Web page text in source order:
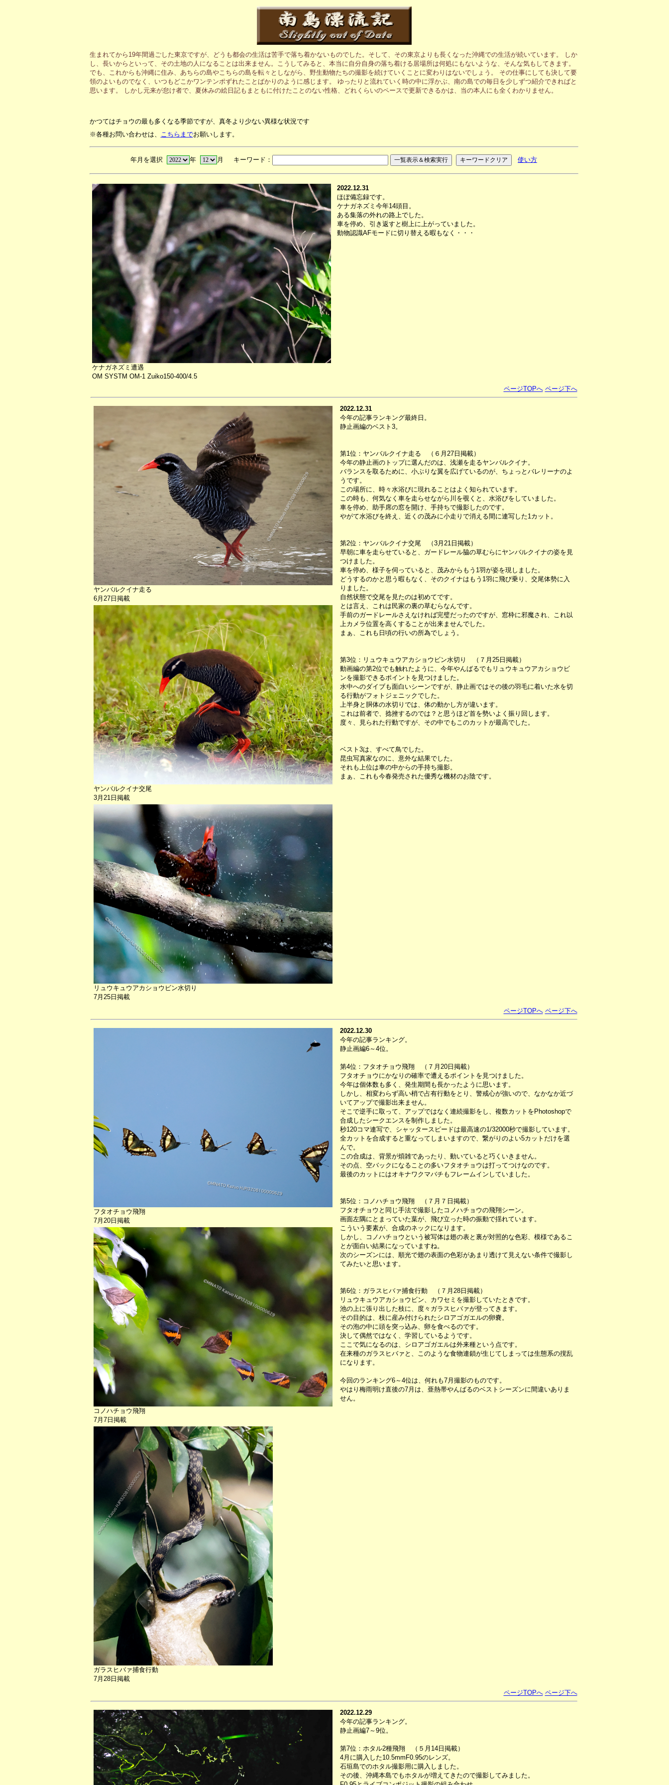
生まれてから19年間過ごした東京ですが、どうも都会の生活は苦手で落ち着かないものでした。そして、その東京よりも長くなった沖縄での生活が続いています。 しか
し、長いからといって、その土地の人になることは出来ません。こうしてみると、本当に自分自身の落ち着ける居場所は何処にもないような、そんな気もしてきます。
でも、これからも沖縄に住み、あちらの島やこちらの島を転々としながら、野生動物たちの撮影を続けていくことに変わりはないでしょう。 その仕事にしても決して要
領のよいものでなく、いつもどこかワンテンポずれたことばかりのように感じます。 ゆったりと流れていく時の中に浮かぶ、南の島での毎日を少しずつ紹介できればと
思います。 しかし元来が怠け者で、夏休みの絵日記もまともに付けたことのない性格、どれくらいのペースで更新できるかは、当の本人にも全くわかりません。
かつてはチョウの最も多くなる季節ですが、真冬より少ない異様な状況です
※各種お問い合わせは、 こちらまでお願いします。
年月を選択 年 月 キーワード： 使い方
ケナガネズミ遭遇
OM SYSTM OM-1 Zuiko150-400/4.5
2022.12.31
ほぼ備忘録です。
ケナガネズミ今年14頭目。
ある集落の外れの路上でした。
車を停め、引き返すと樹上に上がっていました。
動物認識AFモードに切り替える暇もなく・・・
ページTOPへ ページ下へ
ヤンバルクイナ走る
6月27日掲載
ヤンバルクイナ交尾
3月21日掲載
リュウキュウアカショウビン水切り
7月25日掲載
2022.12.31
今年の記事ランキング最終日。
静止画編のベスト3。
第1位：ヤンバルクイナ走る （６月27日掲載）
今年の静止画のトップに選んだのは、浅瀬を走るヤンバルクイナ。
バランスを取るために、小ぶりな翼を広げているのが、ちょっとバレリーナのよ
うです。
この場所に、時々水浴びに現れることはよく知られています。
この時も、何気なく車を走らせながら川を覗くと、水浴びをしていました。
車を停め、助手席の窓を開け、手持ちで撮影したのです。
やがて水浴びを終え、近くの茂みに小走りで消える間に連写した1カット。
第2位：ヤンバルクイナ交尾 （3月21日掲載）
早朝に車を走らせていると、ガードレール脇の草むらにヤンバルクイナの姿を見
つけました。
車を停め、様子を伺っていると、茂みからもう1羽が姿を現しました。
どうするのかと思う暇もなく、そのクイナはもう1羽に飛び乗り、交尾体勢に入
りました。
自然状態で交尾を見たのは初めてです。
とは言え、これは民家の裏の草むらなんです。
手前のガードレールさえなければ完璧だったのですが、窓枠に邪魔され、これ以
上カメラ位置を高くすることが出来ませんでした。
まぁ、これも日頃の行いの所為でしょう。
第3位：リュウキュウアカショウビン水切り （７月25日掲載）
動画編の第2位でも触れたように、今年やんばるでもリュウキュウアカショウビ
ンを撮影できるポイントを見つけました。
水中へのダイブも面白いシーンですが、静止画ではその後の羽毛に着いた水を切
る行動がフォトジェニックでした。
上半身と胴体の水切りでは、体の動かし方が違います。
これは前者で、捻挫するのでは？と思うほど首を勢いよく振り回します。
度々、見られた行動ですが、その中でもこのカットが最高でした。
ベスト3は、すべて鳥でした。
昆虫写真家なのに、意外な結果でした。
それも上位は車の中からの手持ち撮影。
まぁ、これも今春発売された優秀な機材のお陰です。
ページTOPへ ページ下へ
フタオチョウ飛翔
7月20日掲載
コノハチョウ飛翔
7月7日掲載
ガラスヒバァ捕食行動
7月28日掲載
2022.12.30
今年の記事ランキング。
静止画編6～4位。
第4位：フタオチョウ飛翔 （７月20日掲載）
フタオチョウにかなりの確率で遭えるポイントを見つけました。
今年は個体数も多く、発生期間も長かったように思います。
しかし、相変わらず高い梢で占有行動をとり、警戒心が強いので、なかなか近づ
いてアップで撮影出来ません。
そこで逆手に取って、アップではなく連続撮影をし、複数カットをPhotoshopで
合成したシークエンスを制作しました。
秒120コマ連写で、シャッタースピードは最高速の1/32000秒で撮影しています。
全カットを合成すると重なってしまいますので、繋がりのよい5カットだけを選
んで。
この合成は、背景が煩雑であったり、動いていると巧くいきません。
その点、空バックになることの多いフタオチョウは打ってつけなのです。
最後のカットにはオキナワクマバチもフレームインしていました。
第5位：コノハチョウ飛翔 （７月７日掲載）
フタオチョウと同じ手法で撮影したコノハチョウの飛翔シーン。
画面左隅にとまっていた葉が、飛び立った時の振動で揺れています。
こういう要素が、合成のネックになります。
しかし、コノハチョウという被写体は翅の表と裏が対照的な色彩、模様であるこ
とが面白い結果になっていますね。
次のシーズンには、順光で翅の表面の色彩があまり透けて見えない条件で撮影し
てみたいと思います。
第6位：ガラスヒバァ捕食行動 （７月28日掲載）
リュウキュウアカショウビン、カワセミを撮影していたときです。
池の上に張り出した枝に、度々ガラスヒバァが登ってきます。
その目的は、枝に産み付けられたシロアゴガエルの卵嚢。
その泡の中に頭を突っ込み、卵を食べるのです。
決して偶然ではなく、学習しているようです。
ここで気になるのは、シロアゴガエルは外来種という点です。
在来種のガラスヒバァと、このような食物連鎖が生じてしまっては生態系の撹乱
になります。
今回のランキング6～4位は、何れも7月撮影のものです。
やはり梅雨明け直後の7月は、亜熱帯やんばるのベストシーズンに間違いありま
せん。
ページTOPへ ページ下へ
2022.12.29
今年の記事ランキング。
静止画編7～9位。
第7位：ホタル2種飛翔 （５月14日掲載）
4月に購入した10.5mmF0.95のレンズ。
石垣島でのホタル撮影用に購入しました。
その後、沖縄本島でもホタルが増えてきたので撮影してみました。